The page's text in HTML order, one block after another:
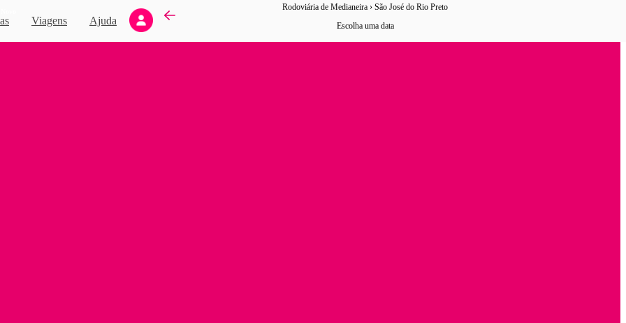
Viagens Ajuda
Rodoviária de Medianeira › São José do Rio Preto
Escolha uma data